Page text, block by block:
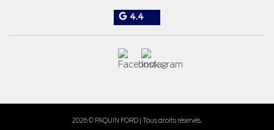
4.4
2026 © PAQUIN FORD | Tous droits réservés.